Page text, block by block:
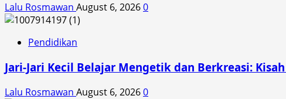
Lalu Rosmawan August 6, 20260
Pendidikan
Jari-Jari Kecil Belajar Mengetik dan Berkreasi:
Lalu Rosmawan August 6, 20260